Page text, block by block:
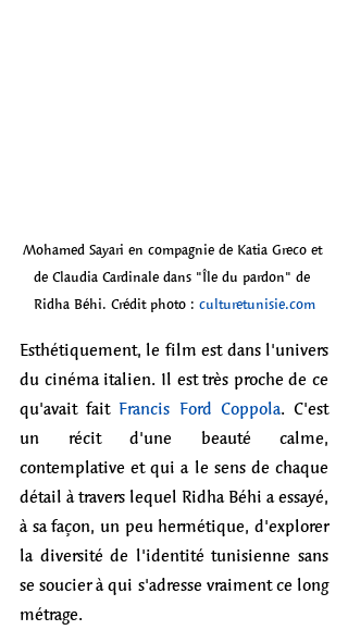
Mohamed Sayari en compagnie de Katia Greco et
de Claudia Cardinale dans "Île du pardon" de
Ridha Béhi. Crédit photo : culturetunisie.com
Esthétiquement, le film est dans l'univers
du cinéma italien. Il est très proche de ce
qu'avait fait Francis Ford Coppola. C'est
un récit d'une beauté calme,
contemplative et qui a le sens de chaque
détail à travers lequel Ridha Béhi a essayé,
à sa façon, un peu hermétique, d'explorer
la diversité de l'identité tunisienne sans
se soucier à qui s'adresse vraiment ce long
métrage.